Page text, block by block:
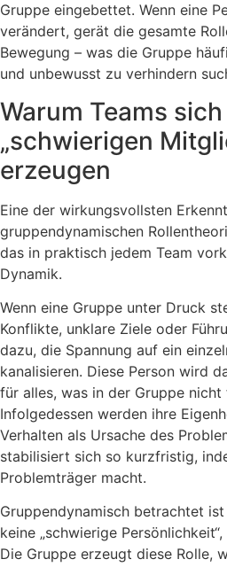
Gruppe eingebettet. Wenn eine
verändert, gerät die gesamte
Bewegung – was die Gruppe
und unbewusst zu verhindern
Warum Teams
„schwierigen
erzeugen
Eine der wirkungsvollsten
gruppendynamischen
das in praktisch jedem Team
Dynamik.
Wenn eine Gruppe unter Druck
Konflikte, unklare Ziele oder
dazu, die Spannung auf ein
kanalisieren. Diese Person wird
für alles, was in der Gruppe
Infolgedessen werden ihre
Verhalten als Ursache des
stabilisiert sich so kurzfristig,
Problemträger macht.
Gruppendynamisch betrachtet
keine „schwierige
Die Gruppe erzeugt diese Rolle,